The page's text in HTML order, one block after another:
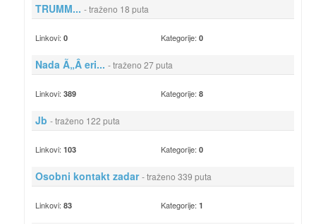
TRUMM... - traženo 18 puta
Linkovi: 0 Kategorije:0
Nada Ã„Â eri... - traženo 27 puta
Linkovi: 389 Kategorije:8
Jb - traženo 122 puta
Linkovi: 103 Kategorije:0
Osobni kontakt zadar - traženo 339 puta
Linkovi: 83 Kategorije:1